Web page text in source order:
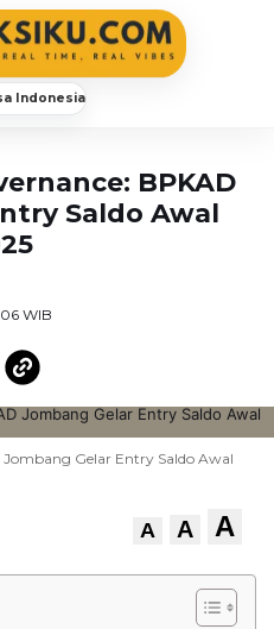
Indonesia
BPKAD
Saldo Awal
WIB
Gelar Entry Saldo Awal
A A A